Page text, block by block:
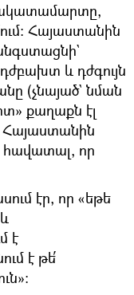
Հայաստանին
և դժգույն
(չնայած` նման
քաղաքն էլ
Հայաստանին
հավատալ, որ
էր, որ «եթե
է
է թե՛